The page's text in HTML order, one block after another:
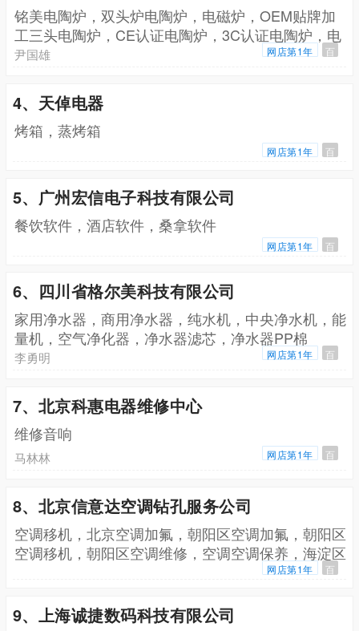
铭美电陶炉，双头炉电陶炉，电磁炉，OEM贴牌加
工三头电陶炉，CE认证电陶炉，3C认证电陶炉，电
陶炉出口，四头电陶炉电器内销，CB认证电陶炉，
尹国雄 网店第1年 百
4、天倬电器
烤箱，蒸烤箱
网店第1年 百
5、广州宏信电子科技有限公司
餐饮软件，酒店软件，桑拿软件
网店第1年 百
6、四川省格尔美科技有限公司
家用净水器，商用净水器，纯水机，中央净水机，能
量机，空气净化器，净水器滤芯，净水器PP棉
李勇明 网店第1年 百
7、北京科惠电器维修中心
维修音响
马林林 网店第1年 百
8、北京信意达空调钻孔服务公司
空调移机，北京空调加氟，朝阳区空调加氟，朝阳区
空调移机，朝阳区空调维修，空调空调保养，海淀区
空调移机，海淀区空调维修，海淀区空调加氟，海淀
网店第1年 百
9、上海诚捷数码科技有限公司